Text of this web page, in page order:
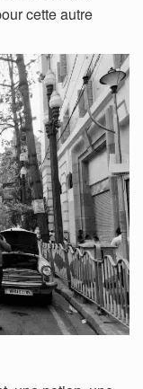
cette autre